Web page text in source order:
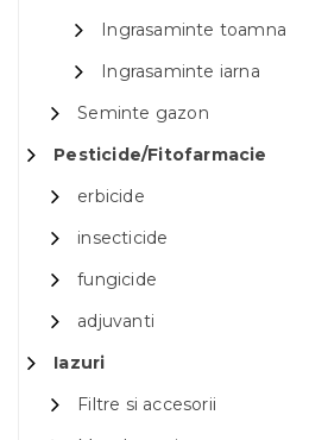
Ingrasaminte toamna
Ingrasaminte iarna
Seminte gazon
Pesticide/Fitofarmacie
erbicide
insecticide
fungicide
adjuvanti
Iazuri
Filtre si accesorii